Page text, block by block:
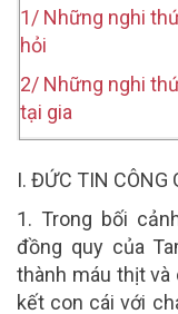
1/ Những nghi
hỏi
2/ Những nghi
tại gia
I. ĐỨC TIN CÔNG
1. Trong bối
đồng quy của
thành máu thịt
kết con cái với